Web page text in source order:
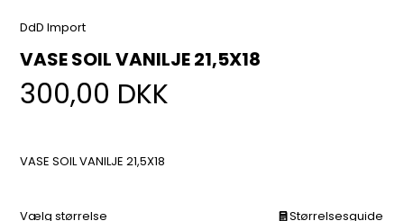
DdD Import
VASE SOIL VANILJE 21,5X18
300,00 DKK
VASE SOIL VANILJE 21,5X18
Vælg størrelse Størrelsesguide